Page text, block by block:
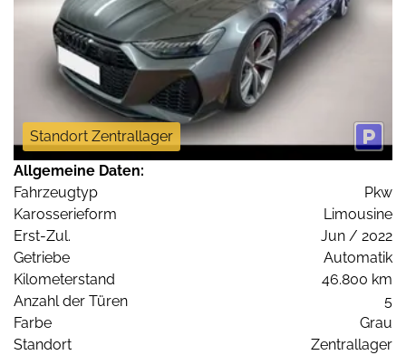
Standort Zentrallager
Allgemeine Daten:
Fahrzeugtyp
Pkw
Karosserieform
Limousine
Erst-Zul.
Jun / 2022
Getriebe
Automatik
Kilometerstand
46.800 km
Anzahl der Türen
5
Farbe
Grau
Standort
Zentrallager